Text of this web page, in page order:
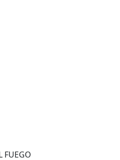
FUEGO